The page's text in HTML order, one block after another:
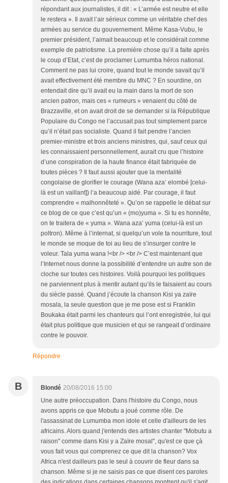
répondant aux journalistes, il dit : « L’armée est neutre et elle
le restera ». Il avait l’air sérieux comme un véritable chef des
armées au service du gouvernement. Même Kasa-Vubu, le
premier président, l’aimait beaucoup et le considérait comme
exemple de patriotisme. La première chose qu’il a faite après
le coup d’Etat, c’est de proclamer Lumumba héros national.
Comment ne pas lui croire, quand tout le monde savait qu’il
avait effectivement été membre du MNC ? En sourdine, on
entendait dire qu’il avait eu la main dans la mort de son
ancien patron, mais ces « rumeurs » venaient du côté de
Brazzaville, et on avait droit de se demander si la République
Populaire du Congo ne l’accusait pas tout simplement parce
qu’il n’était pas socialiste. Quand il fait pendre l’ancien
premier-ministre et trois anciens ministres, qui, sauf ceux qui
les connaissaient personnellement, aurait cru que l’histoire
d’une conspiration de la haute finance était fabriquée de
toutes pièces ? Il faut aussi ajouter que la mentalité
congolaise de glorifier le courage (Wana aza’ elombé [celui-
là est un vaillant]) l’a beaucoup aidé. Par courage, il faut
comprendre « malhonnêteté ». Qu’on se rappelle le débat sur
ce blog de ce que c’est qu’un « (mo)yuma ». Si tu es honnête,
on te traitera de « yuma ». Wana aza’ yuma (celui-là est un
poltron). Même à l’internat, si quelqu’un vole ta nourriture, tout
le monde se moque de toi au lieu de s’insurger contre le
voleur. Tala yuma wana !<br /> <br /> C’est maintenant que
l’Internet nous donne la possibilité d’entendre un autre son de
cloche sur toutes ces histoires. Voilà pourquoi les politiques
ne parviennent plus à mentir autant qu’ils le faisaient au cours
du siècle passé. Quand j’écoute la chanson Kisi ya zaïre
mosala, la seule question que je me pose est si Franklin
Boukaka était parmi les chanteurs qui l’ont enregistrée, lui qui
était plus politique que musicien et qui se rangeait d’ordinaire
contre le pouvoir.
Répondre
B Blondé 20/08/2016 15:00
Une autre préoccupation. Dans l'histoire du Congo, nous
avons appris ce que Mobutu a joué comme rôle. De
l'assassinat de Lumumba mon idole et celle d'ailleurs de les
africains. Alors quand j'entends des artistes chanter "Mobutu a
raison" comme dans Kisi y a Zaïre mosal", qu'est ce que çà
vous fait vous qui comprenez ce que dit la chanson? Vox
Africa n'est dailleurs pas le seul à couvrir de fleur dans sa
chanson. Même si je ne saisis pas ce que disent ces paroles